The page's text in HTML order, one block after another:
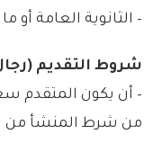
– الثانوية العامة أو
شروط التقديم
– أن يكون المتقدم
من شرط المنشأ من